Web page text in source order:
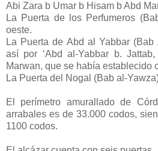
Abi Zara b Umar b Hisam b Abd
La Puerta de los Perfumeros
oeste.
La Puerta de Abd al Yabbar (Bab
así por ‘Abd al-Yabbar b.
Marwan, que se había establecido
La Puerta del Nogal (Bab al-
El perímetro amurallado de
arrabales es de 33.000 codos,
1100 codos.